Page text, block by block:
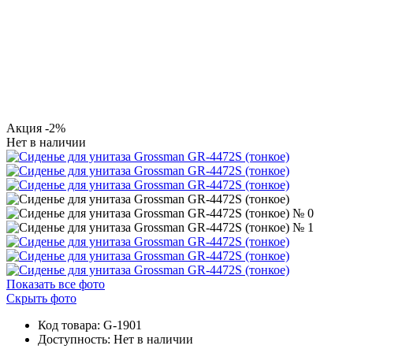
Акция -2%
Нет в наличии
Показать все фото
Скрыть фото
Код товара: G-1901
Доступность: Нет в наличии